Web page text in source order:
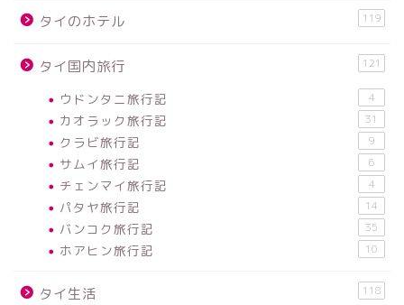
タイのホテル 119
タイ国内旅行 121
ウドンタニ旅行記 4
カオラック旅行記 31
クラビ旅行記 9
サムイ旅行記 6
チェンマイ旅行記 4
パタヤ旅行記 14
バンコク旅行記 35
ホアヒン旅行記 10
タイ生活 118